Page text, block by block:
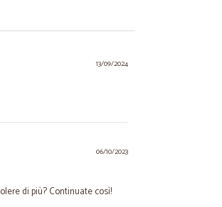
13/09/2024
06/10/2023
di più? Continuate così!